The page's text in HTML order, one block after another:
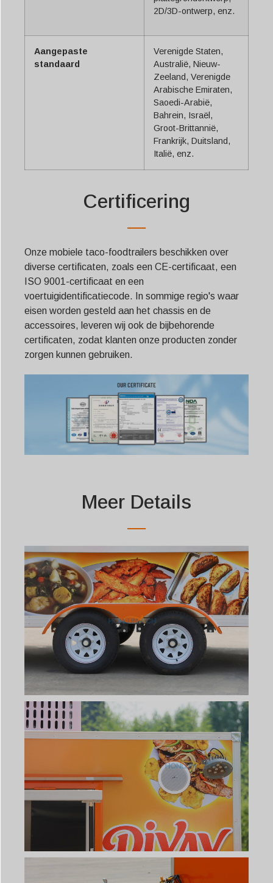
2D/3D-ontwerp, enz.
Aangepaste
standaard
Verenigde Staten,
Australië, Nieuw-
Zeeland, Verenigde
Arabische Emiraten,
Saoedi-Arabië,
Bahrein, Israël,
Groot-Brittannië,
Frankrijk, Duitsland,
Italië, enz.
Certificering
Onze mobiele taco-foodtrailers beschikken over
diverse certificaten, zoals een CE-certificaat, een
ISO 9001-certificaat en een
voertuigidentificatiecode. In sommige regio's waar
eisen worden gesteld aan het chassis en de
accessoires, leveren wij ook de bijbehorende
certificaten, zodat klanten onze producten zonder
zorgen kunnen gebruiken.
Meer Details
Slovenščina
Latviešu valoda
Dansk
Hrvatski
Српски језик
Norsk nynorsk
Maori
Eesti
Български
Nederlands (België)
हिन्दी
Norsk bokmål
Slovenčina
Svenska